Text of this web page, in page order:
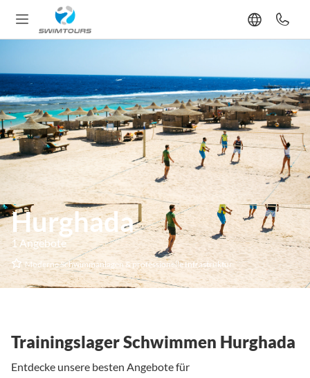
Hurghada
1 Angebote
Moderne Schwimmanlagen & professionelle Infrastruktur
Trainingslager Schwimmen Hurghada
Entdecke unsere besten Angebote für